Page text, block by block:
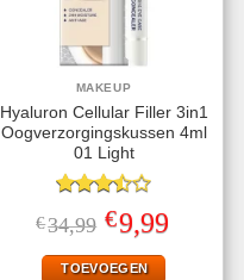
MAKEUP
Hyaluron Cellular Filler 3in1
Oogverzorgingskussen 4ml
01 Light
Gewaardeerd
3.50uit
€34,99 Oorspronkelijke
prijs
was:
€34,99.
€9,99Huidige
prijs
TOEVOEGEN